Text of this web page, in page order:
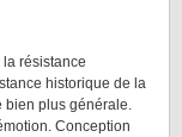
la résistance
historique de la
bien plus générale.
Conception